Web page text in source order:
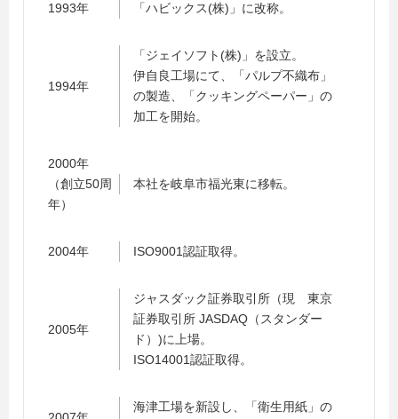
1993年 「ハビックス(株)」に改称。
1994年
「ジェイソフト(株)」を設立。
伊自良工場にて、「パルプ不織布」
の製造、「クッキングペーパー」の
加工を開始。
2000年
（創立50周
年）
本社を岐阜市福光東に移転。
2004年 ISO9001認証取得。
2005年
ジャスダック証券取引所（現 東京
証券取引所 JASDAQ（スタンダー
ド）)に上場。
ISO14001認証取得。
海津工場を新設し、「衛生用紙」の